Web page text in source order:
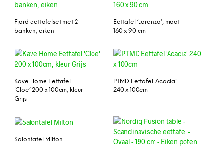
Fjord eettafelset met 2
banken, eiken
Eettafel ‘Lorenzo’, maat
160 x 90 cm
Kave Home Eettafel
‘Cloe’ 200 x 100cm, kleur
Grijs
PTMD Eettafel ‘Acacia’
240 x 100cm
Salontafel Milton